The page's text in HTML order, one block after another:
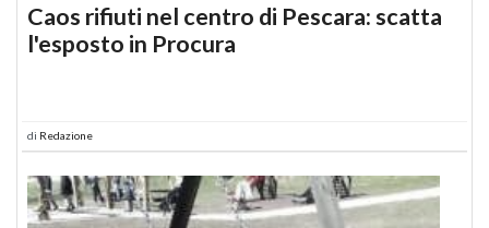
Caos rifiuti nel centro di Pescara: scatta
l'esposto in Procura
di Redazione